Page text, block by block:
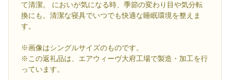
て清潔。 においが気になる時、季節の変わり目や気分転
換にも。清潔な寝具でいつでも快適な睡眠環境を整えま
す。
※画像はシングルサイズのものです。
※この返礼品は、エアウィーヴ大府工場で製造・加工を行
っています。